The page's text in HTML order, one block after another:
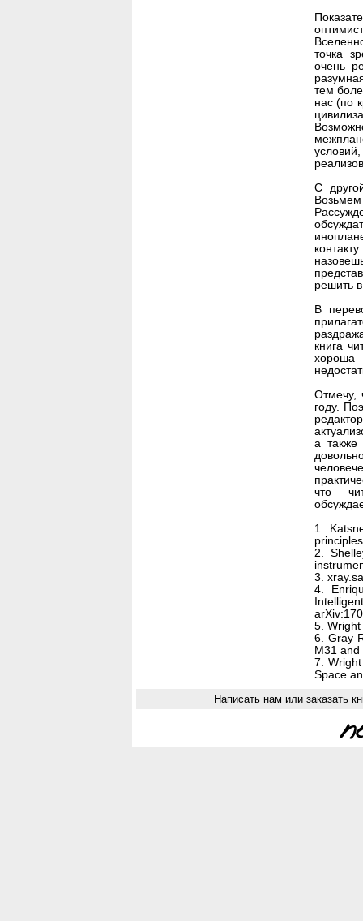
точка
очень
тем
нас (по
С
решить
В
книга
хороша
Отмечу,
году.
а также
что
1.
2.
3.
4.
5.
6. Gray
M31 and
7.
Space
Написать нам или заказать